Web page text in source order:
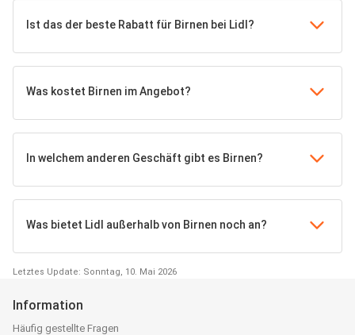
Ist das der beste Rabatt für Birnen bei Lidl?
Was kostet Birnen im Angebot?
In welchem anderen Geschäft gibt es Birnen?
Was bietet Lidl außerhalb von Birnen noch an?
Letztes Update: Sonntag, 10. Mai 2026
Information
Häufig gestellte Fragen